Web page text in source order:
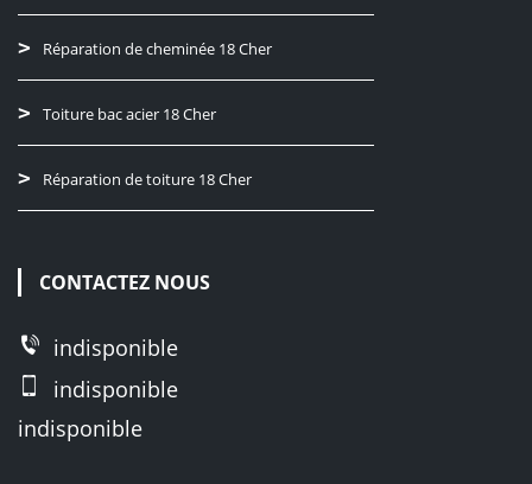
Réparation de cheminée 18 Cher
Toiture bac acier 18 Cher
Réparation de toiture 18 Cher
CONTACTEZ NOUS
indisponible
indisponible
indisponible